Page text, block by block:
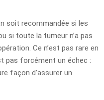
soit recommandée si les
si toute la tumeur n’a pas
Ce n’est pas rare en
pas forcément un échec :
façon d’assurer un